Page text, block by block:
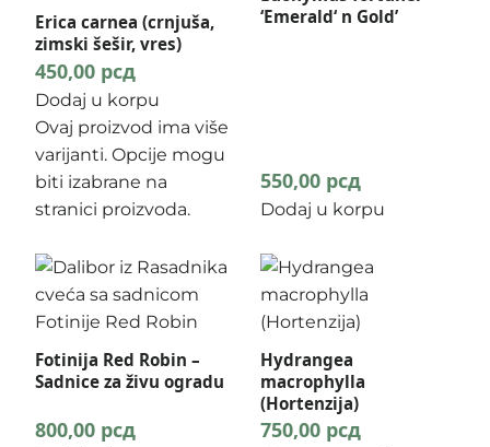
Erica carnea (crnjuša,
zimski šešir, vres)
450,00 рсд
Dodaj u korpu
Ovaj proizvod ima više
varijanti. Opcije mogu
biti izabrane na
stranici proizvoda.
‘Emerald‘ n Gold’
550,00 рсд
Dodaj u korpu
Fotinija Red Robin –
Sadnice za živu ogradu
800,00 рсд
Hydrangea
macrophylla
(Hortenzija)
750,00 рсд